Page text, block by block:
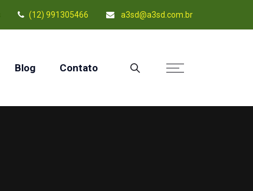
(12) 991305466 a3sd@a3sd.com.br
Blog Contato